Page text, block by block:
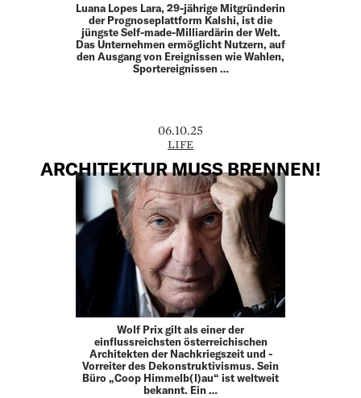
Luana Lopes Lara, 29-jährige Mitgründerin
der Prognoseplattform Kalshi, ist die
jüngste Self-made-Milliardärin der Welt.
Das Unternehmen ermöglicht Nutzern, auf
den Ausgang von Ereignissen wie Wahlen,
Sportereignissen …
06.10.25
LIFE
ARCHITEKTUR MUSS BRENNEN!
Wolf Prix gilt als einer der
einflussreichsten ­öster­­reichischen
Architekten der Nachkriegszeit und ­
Vorreiter des ­De­konstruktivismus. Sein
Büro „Coop ­Himmelb(l)au“ ist ­weltweit
bekannt. Ein …